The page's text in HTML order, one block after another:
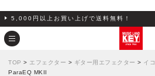
5,000円以上お買い上げで送料無料！
TOP > エフェクター > ギター用エフェクター > イ
ParaEQ MKII